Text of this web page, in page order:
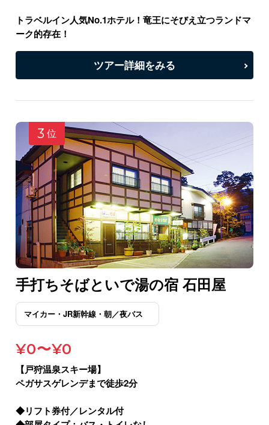
トラベルイン人気No.1ホテル！竜王にそびえ立つランドマ
ーク的存在！
ツアー詳細をみる
3 位
手打ちそばといで湯の宿 石田屋
¥0〜¥0
【戸狩温泉スキー場】
ペガサスゲレンデまで徒歩2分
◆リフト券付／レンタル付